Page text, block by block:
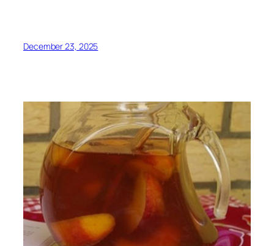
December 23, 2025